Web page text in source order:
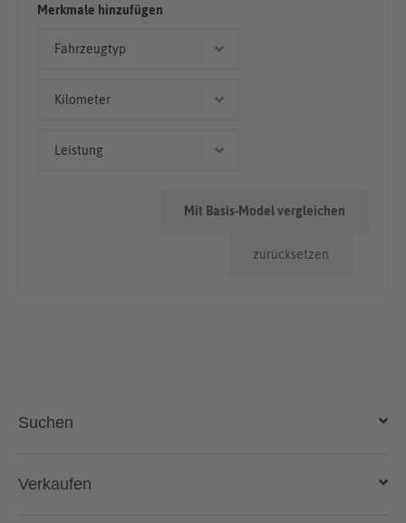
Merkmale hinzufügen
Fahrzeugtyp
Kilometer
Leistung
zurücksetzen
Mit Basis-Model vergleichen
Suchen
Auto kaufen
Verkaufen